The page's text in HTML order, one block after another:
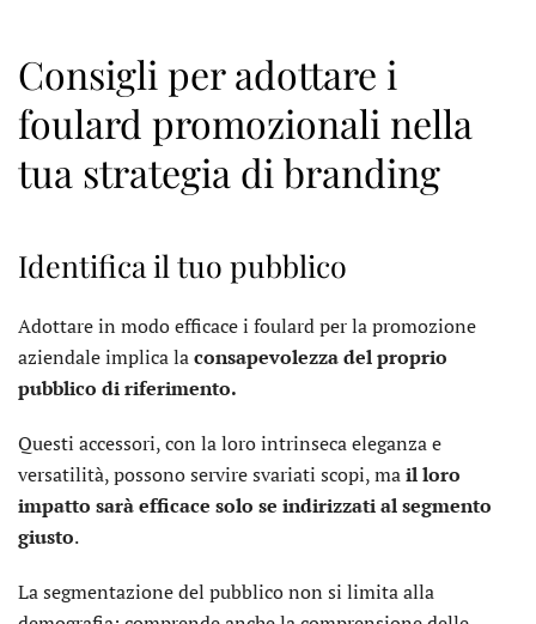
Consigli per adottare i
foulard promozionali nella
tua strategia di branding
Identifica il tuo pubblico
Adottare in modo efficace i foulard per la promozione
aziendale implica laconsapevolezza del proprio
pubblico di riferimento.
Questi accessori, con la loro intrinseca eleganza e
versatilità, possono servire svariati scopi, mail loro
impatto sarà efficace solo se indirizzati al segmento
giusto.
La segmentazione del pubblico non si limita alla